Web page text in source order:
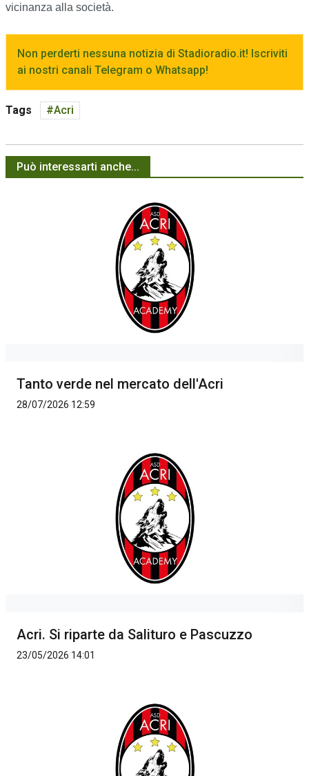
vicinanza alla società.
Non perderti nessuna notizia di Stadioradio.it! Iscriviti
ai nostri canali Telegram o Whatsapp!
Tags Acri
Può interessarti anche...
Tanto verde nel mercato dell'Acri
28/07/2026 12:59
Acri. Si riparte da Salituro e Pascuzzo
23/05/2026 14:01